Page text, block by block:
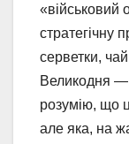
«військовий
стратегічну
серветки,
Великодня —
розумію, що
але яка, на